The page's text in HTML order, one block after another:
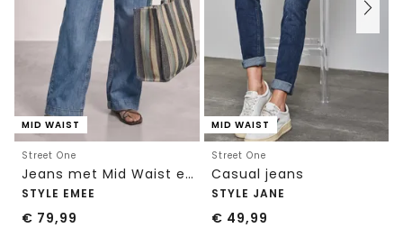
MID WAIST
Street One
Jeans met Mid Waist en Wide Leg pijpen in een Loose Fit pasvorm
STYLE EMEE
€ 79,99
MID WAIST
Street One
Casual jeans
STYLE JANE
€ 49,99